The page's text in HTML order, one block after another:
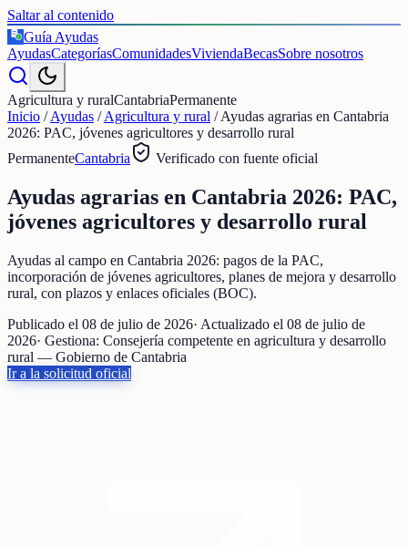
Saltar al contenido
€
Guía Ayudas
AyudasCategoríasComunidadesViviendaBecasSobre nosotros
Agricultura y ruralCantabriaPermanente
Inicio /Ayudas /Agricultura y rural /Ayudas agrarias en Cantabria
2026: PAC, jóvenes agricultores y desarrollo rural
PermanenteCantabria Verificado con fuente oficial
Ayudas agrarias en Cantabria 2026: PAC,
jóvenes agricultores y desarrollo rural
Ayudas al campo en Cantabria 2026: pagos de la PAC,
incorporación de jóvenes agricultores, planes de mejora y desarrollo
rural, con plazos y enlaces oficiales (BOC).
Publicado el 08 de julio de 2026· Actualizado el 08 de julio de
2026· Gestiona: Consejería competente en agricultura y desarrollo
rural — Gobierno de Cantabria
Ir a la solicitud oficial